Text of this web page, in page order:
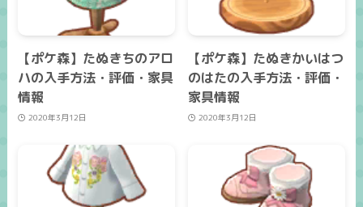
【ポケ森】たぬきちのアロ
ハの入手方法・評価・家具
情報
2020年3月12日
【ポケ森】たぬきかいはつ
のはたの入手方法・評価・
家具情報
2020年3月12日